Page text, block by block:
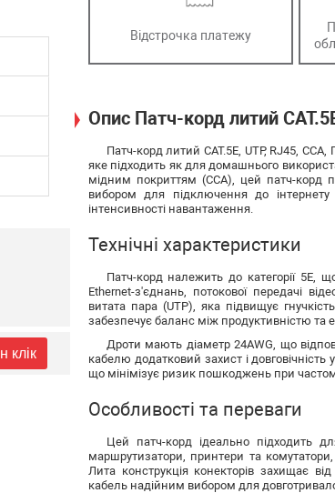
клік
Відстрочка платежу
Опис Патч-корд литий
Патч-корд литий САТ.5E, UTP, RJ45,
яке підходить як для домашнього
мідним покриттям (CCA), цей патч-корд
вибором для підключення до
інтенсивності навантаження.
Технічні характеристики
Патч-корд належить до категорії 5E,
Ethernet-з'єднань, потокової передачі
витата пара (UTP), яка підвищує
забезпечує баланс між продуктивністю та
Дроти мають діаметр 24AWG, що
кабелю додатковий захист і
що мінімізує ризик пошкоджень при
Особливості та переваги
Цей патч-корд ідеально підходить
маршрутизатори, принтери та
Лита конструкція конекторів захищає
кабель надійним вибором для